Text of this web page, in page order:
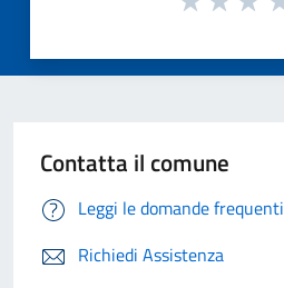
Contatta il comune
Leggi le domande frequenti
Richiedi Assistenza